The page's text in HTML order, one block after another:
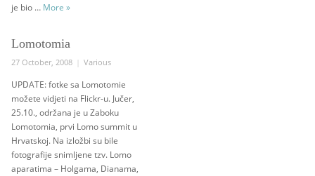
je bio … More Pinhole Day 2009.
»
Lomotomia
Posted
27 October, 2008 Categories
Various
UPDATE: fotke sa Lomotomie
možete vidjeti na Flickr-u. Jučer,
25.10., održana je u Zaboku
Lomotomia, prvi Lomo summit u
Hrvatskoj. Na izložbi su bile
fotografije snimljene tzv. Lomo
aparatima – Holgama, Dianama,